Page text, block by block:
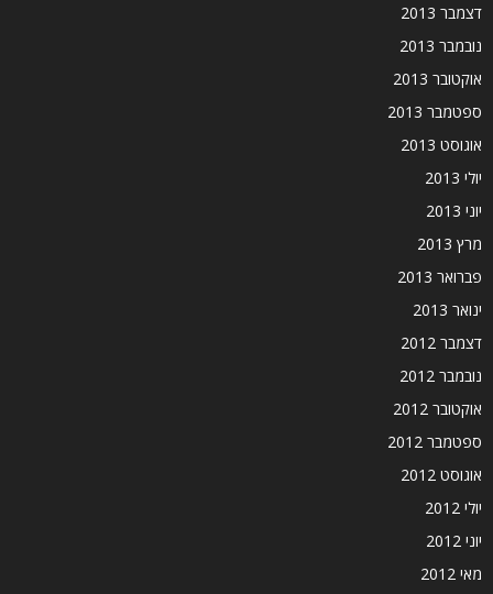
דצמבר 2013
נובמבר 2013
אוקטובר 2013
ספטמבר 2013
אוגוסט 2013
יולי 2013
יוני 2013
מרץ 2013
פברואר 2013
ינואר 2013
דצמבר 2012
נובמבר 2012
אוקטובר 2012
ספטמבר 2012
אוגוסט 2012
יולי 2012
יוני 2012
מאי 2012